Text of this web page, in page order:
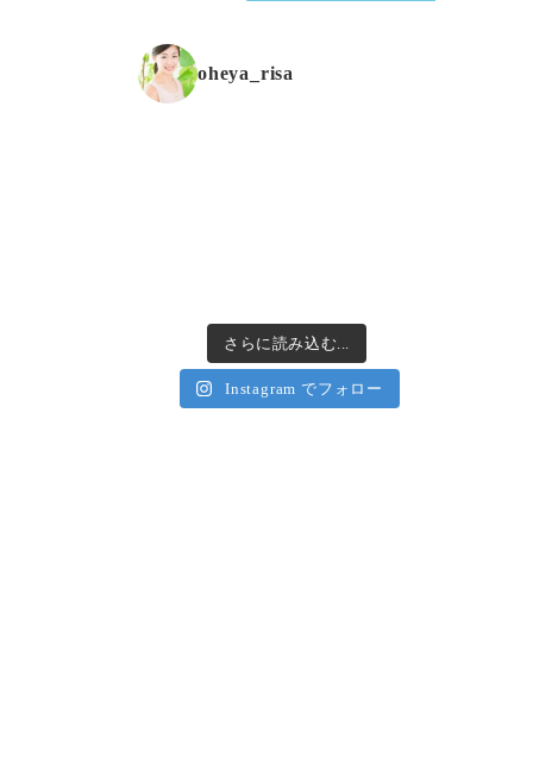
oheya_risa
さらに読み込む...
Instagram でフォロー